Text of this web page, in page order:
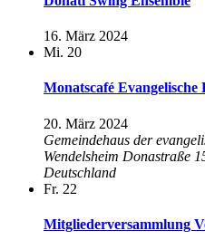
16. März 2024
Mi. 20
Monatscafé Evangelische
20. März 2024
Gemeindehaus der
Wendelsheim Donastraße
Deutschland
Fr. 22
Mitgliederversammlung